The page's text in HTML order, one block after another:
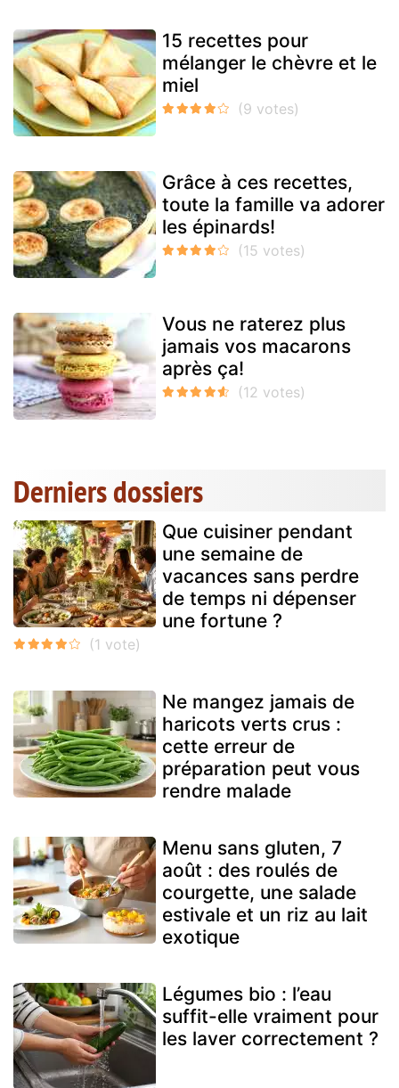
15 recettes pour
mélanger le chèvre et le
miel
Grâce à ces recettes,
toute la famille va adorer
les épinards!
Vous ne raterez plus
jamais vos macarons
après ça!
Derniers dossiers
Que cuisiner pendant
une semaine de
vacances sans perdre
de temps ni dépenser
une fortune ?
Ne mangez jamais de
haricots verts crus :
cette erreur de
préparation peut vous
rendre malade
Menu sans gluten, 7
août : des roulés de
courgette, une salade
estivale et un riz au lait
exotique
Légumes bio : l’eau
suffit-elle vraiment pour
les laver correctement ?